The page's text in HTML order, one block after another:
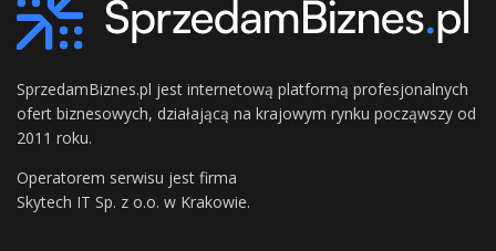
SprzedamBiznes.pl jest internetową platformą profesjonalnych
ofert biznesowych, działającą na krajowym rynku począwszy od
2011 roku.
Operatorem serwisu jest firma
Skytech IT Sp. z o.o. w Krakowie.